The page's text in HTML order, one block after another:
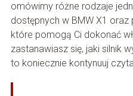
omówimy różne rodzaje
dostępnych w BMW X1
które pomogą Ci dokonać
zastanawiasz się, jaki silnik
to koniecznie kontynuuj